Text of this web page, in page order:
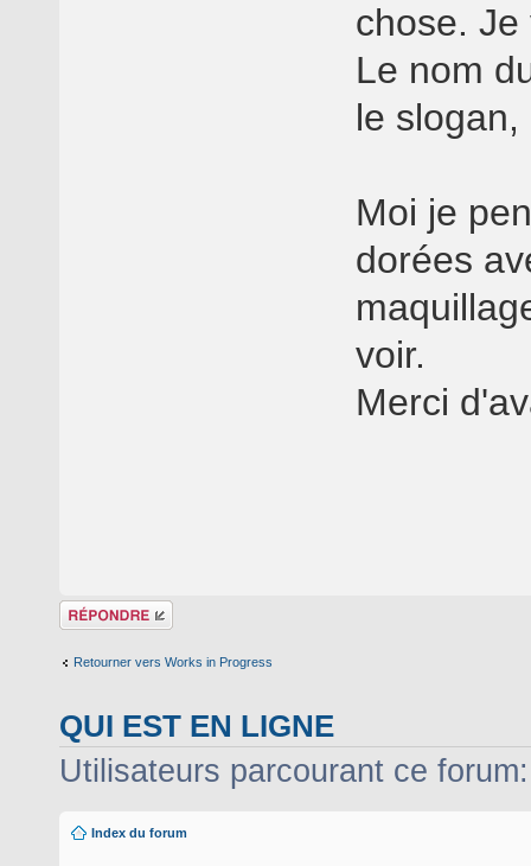
chose.
Le nom
le
Moi je
dorées
voir.
Merci
Répondre
Retourner vers Works in Progress
QUI EST EN LIGNE
Utilisateurs parcourant ce
Index du forum